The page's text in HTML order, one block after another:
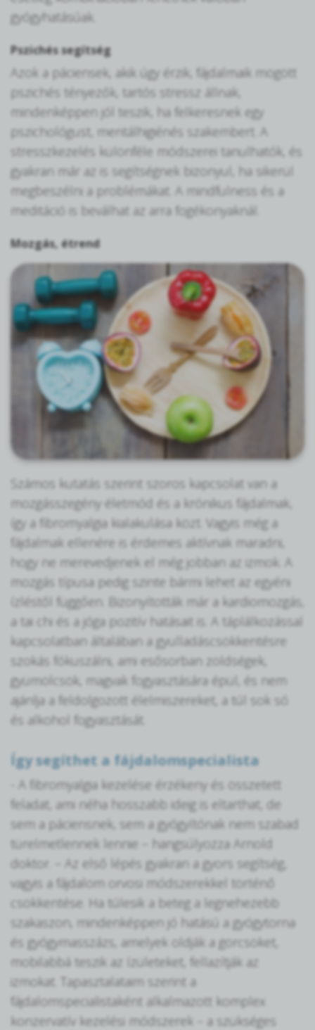
gyógyhatásúak.
Pszichés segítség
Azok a páciensek, akik úgy érzik, fájdalmaik mögött
pszichés tényezők, tartós stressz állnak,
mindenképpen jól teszik, ha felkeresnek egy
pszichológust, mentálhigiénés szakembert. A
stresszkezelés különféle módszerei tanulhatók, és
gyakran már az is segítségnek bizonyul, ha sikerül
megbeszélni a problémákat. A mindfulness és a
meditáció is beválhat az arra fogékonyaknál.
Mozgás, étrend
Számos kutatás szerint szoros kapcsolat van a
mozgásszegény életmód és a krónikus fájdalmak,
így a fibromyalgia kialakulása közt. Vagyis még a
fájdalmak ellenére is érdemes aktívnak maradni,
hogy ne merevedjenek el még jobban az izmok. A
mozgás típusa pedig szinte bármi lehet az egyéni
ízléstől függően. Bizonyították már a kardiomozgás,
a tai chi és a jóga pozitív hatásait is. A táplálkozással
kapcsolatban általában a gyulladáscsökkentésre
szokás fókuszálni, ami esősorban zöldségek,
gyümölcsök, magvak fogyasztására épül, és nem
ajánlja a feldolgozott élelmiszereket, a túl sok só
és alkohol fogyasztását.
Így segíthet a fájdalomspecialista
- A fibromyalgia kezelése érzékeny és összetett
feladat, ami néha hosszabb ideig is eltarthat, de
sem a páciensnek, sem a gyógyítónak nem szabad
türelmetlennek lennie – hangsúlyozza Arnold
doktor. – Az első lépés gyakran a gyors segítség,
vagyis a fájdalom orvosi módszerekkel történő
csökkentése. Ha túlesik a beteg a legnehezebb
szakaszon, mindenképpen jó hatású a gyógytorna
és gyógymasszázs, amelyek oldják a görcsöket,
mobilabbá teszik az ízületeket, fellazítják az
izmokat. Tapasztalataim szerint a
fájdalomspecialistaként alkalmazott komplex
konzervatív kezelési módszerek – a szükséges